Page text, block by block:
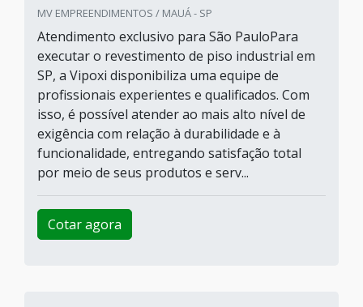
MV EMPREENDIMENTOS / MAUÁ - SP
Atendimento exclusivo para São PauloPara
executar o revestimento de piso industrial em
SP, a Vipoxi disponibiliza uma equipe de
profissionais experientes e qualificados. Com
isso, é possível atender ao mais alto nível de
exigência com relação à durabilidade e à
funcionalidade, entregando satisfação total
por meio de seus produtos e serv...
Cotar agora